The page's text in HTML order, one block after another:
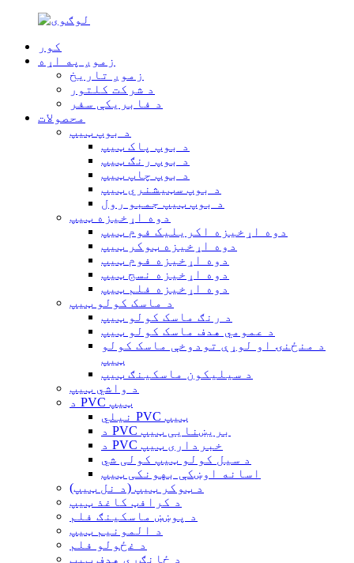
کور
زموږ په اړه
زموږ تاریخ
د شرکت کلتور
د فابریکې سفر
محصولات
د بوپ ټیپ
د بوپ پاک ټیپ
د بوپ رنګ ټیپ
د بوپ چاپ ټیپ
د بوپ سټیشنري ټیپ
د بوپ ټیپ جمبو رول
دوه اړخیزه ټیپ
دوه اړخیزه اکریلیک فوم ټیپ
دوه اړخیزه ټوکر ټیپ
دوه اړخیزه فوم ټیپ
دوه اړخیزه نسج ټیپ
دوه اړخیزه فلم ټیپ
د ماسک کولو ټیپ
د رنګ ماسک کولو ټیپ
د عمومي هدف ماسک کولو ټیپ
د منځنۍ او لوړې تودوخې ماسک کولو
ټیپ
د سیلیکون ماسکینګ ټیپ
د واشي ټیپ
د PVC ټیپ
نیلي PVC ټیپ
د PVC بریښنایی ټیپ
د PVC خبرداری ټیپ
د سیل کولو ټیپ کولی شي
اسانه اوښکې بهونکی ټیپ
د ټوکر ټیپ (د نل ټیپ)
د کرافټ کاغذ ټیپ
د پوښښ ماسکینګ فلم
د المونیم ټیپ
د غځولو فلم
د ځانګړي هدف ټیپ